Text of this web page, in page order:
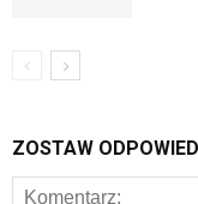
ZOSTAW